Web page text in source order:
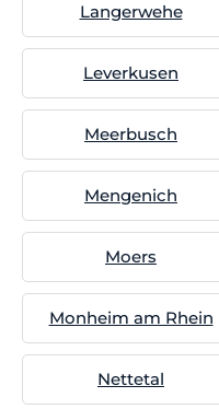
Langerwehe
Leverkusen
Meerbusch
Mengenich
Moers
Monheim am Rhein
Nettetal